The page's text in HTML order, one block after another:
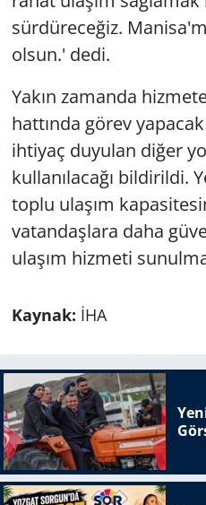
sürdüreceğiz.
olsun.' dedi.
Yakın zamanda
hattında görev
ihtiyaç duyulan diğer
kullanılacağı bildirildi.
toplu ulaşım
vatandaşlara daha
ulaşım hizmeti
Kaynak: İHA